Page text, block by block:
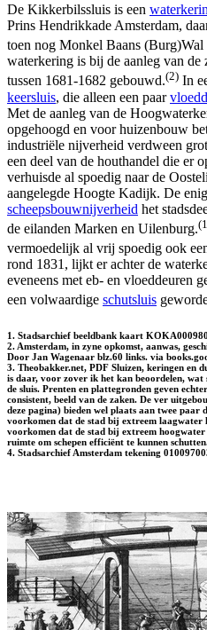
De Kikkerbilssluis is een
Prins Hendrikkade Amsterdam,
toen nog Monkel Baans (Burg)Wal
waterkering is bij de aanleg van
tussen 1681-1682 gebouwd.(2) In
keersluis, die alleen een paar
Met de aanleg van de
opgehoogd en voor huizenbouw
industriële nijverheid verdween
een deel van de houthandel die er
verhuisde al spoedig naar de
aangelegde Hoogte Kadijk. De
scheepsbouwnijverheid het
de eilanden Marken en Uilenburg.
vermoedelijk al vrij spoedig ook
rond 1831, lijkt er achter de
eveneens met eb- en vloeddeuren
een volwaardige schutsluis
1. Stadsarchief beeldbank kaart
2. Amsterdam, in zyne opkomst, aanwas,
Door Jan Wagenaar blz.60 links. via
3. Theobakker.net, PDF Sluizen, keringen en
is daar, voor zover ik het kan beoordelen,
de sluis. Prenten en plattegronden geven
consistent, beeld van de zaken. De ver
deze pagina) bieden wel plaats aan twee paar
voorkomen dat de stad bij extreem laagwater
voorkomen dat de stad bij extreem
ruimte om schepen efficiënt te kunnen
4. Stadsarchief Amsterdam tekening